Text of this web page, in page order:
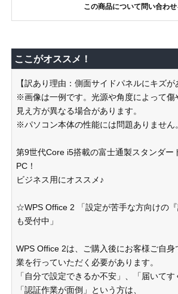
この商品について問い合わせ
ここがオススメ！
【訳あり理由：側面サイドパネルにキズが
※画像は一例です。光源や角度によって傷
見え方が異なる場合があります。
※パソコン本体の性能には問題ありません。
第9世代Core i5搭載の富士通製スタンダー
PC！
ビジネス用にオススメ♪
☆WPS Office 2 「設定が苦手な方向けの『
も受付中」
WPS Office 2は、ご購入後にお客様ご自
業を行っていただく必要があります。
「自分で設定できるか不安」、「届いてす
「認証作業が面倒」という方は、